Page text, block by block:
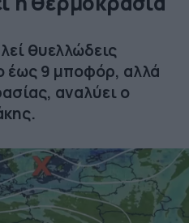
θυελλώδεις
έως 9 μποφόρ, αλλά
αναλύει ο